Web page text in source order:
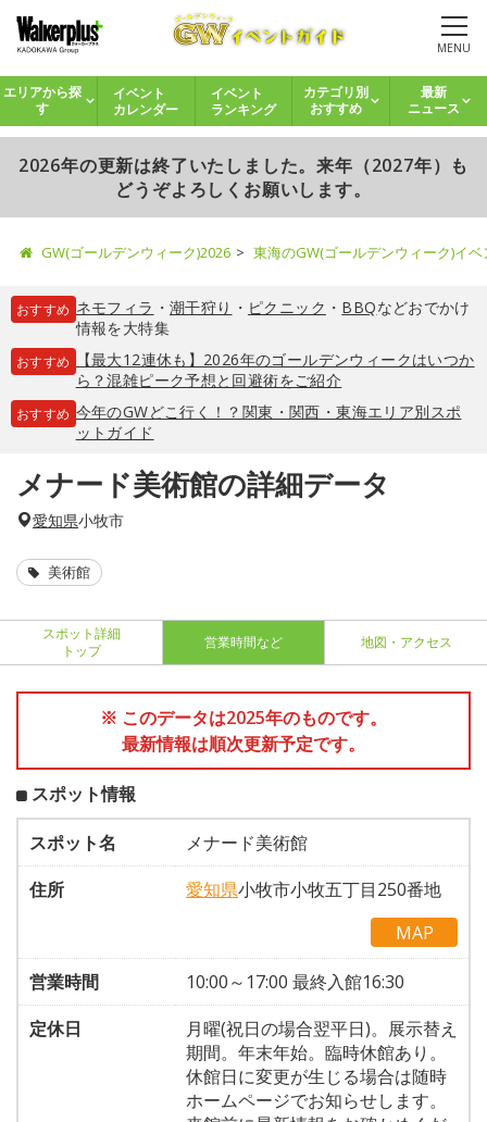
MENU
エリアから探
す
イベント
カレンダー
イベント
ランキング
カテゴリ別
おすすめ
最新
ニュース
2026年の更新は終了いたしました。来年（2027年）も
どうぞよろしくお願いします。
GW(ゴールデンウィーク)2026 東海のGW(ゴールデンウィーク)イ
おすすめ ネモフィラ ・ 潮干狩り ・ ピクニック ・ BBQなどおでかけ
情報を大特集
おすすめ
【最大12連休も】2026年のゴールデンウィークはいつか
ら？混雑ピーク予想と回避術をご紹介
おすすめ 今年のGWどこ行く！？関東・関西・東海エリア別スポ
ットガイド
メナード美術館の詳細データ
愛知県小牧市
美術館
スポット詳細
トップ
営業時間など 地図・アクセス
※ このデータは2025年のものです。
最新情報は順次更新予定です。
スポット情報
スポット名
メナード美術館
住所
愛知県小牧市小牧五丁目250番地
MAP
営業時間
10:00～17:00 最終入館16:30
定休日
月曜(祝日の場合翌平日)。展示替え
期間。年末年始。臨時休館あり。
休館日に変更が生じる場合は随時
ホームページでお知らせします。